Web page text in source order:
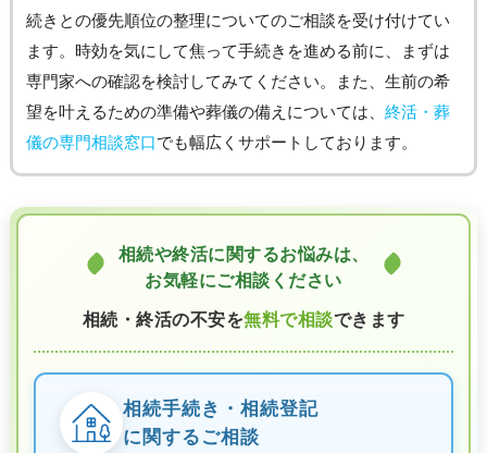
続きとの優先順位の整理についてのご相談を受け付けてい
ます。時効を気にして焦って手続きを進める前に、まずは
専門家への確認を検討してみてください。また、生前の希
望を叶えるための準備や葬儀の備えについては、 終活・葬
儀の専門相談窓口でも幅広くサポートしております。
相続や終活に関するお悩みは、
お気軽にご相談ください
相続・終活の不安を無料で相談できます
相続手続き・相続登記
に関するご相談